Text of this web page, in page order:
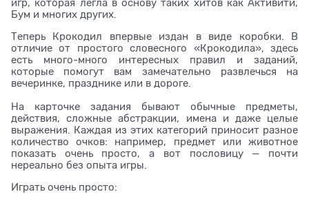
игр, которая легла в основу таких хитов как Активити,
Бум и многих других.
Теперь Крокодил впервые издан в виде коробки. В
отличие от простого словесного «Крокодила», здесь
есть много-много интересных правил и заданий,
которые помогут вам замечательно развлечься на
вечеринке, празднике или в дороге.
На карточке задания бывают обычные предметы,
действия, сложные абстракции, имена и даже целые
выражения. Каждая из этих категорий приносит разное
количество очков: например, предмет или животное
показать очень просто, а вот пословицу — почти
нереально без опыта игры.
Играть очень просто: